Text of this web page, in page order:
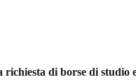
richiesta di borse di